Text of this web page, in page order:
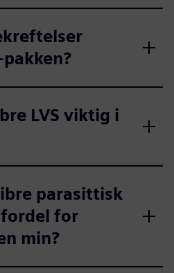
LVS viktig i
parasittisk
for
min?